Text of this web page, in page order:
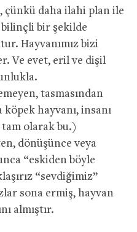
çünkü daha ilahi plan ile
bilinçli bir şekilde
Hayvanımız bizi
Ve evet, eril ve dişil
tasmasından
hayvanı, insanı
olarak bu.)
dönüşünce veya
“eskiden böyle
“sevdiğimiz”
sona ermiş, hayvan
almıştır.